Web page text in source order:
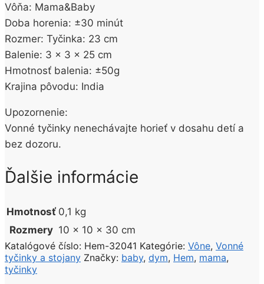
Vôňa: Mama&Baby
Doba horenia: ±30 minút
Rozmer: Tyčinka: 23 cm
Balenie: 3 x 3 x 25 cm
Hmotnosť balenia: ±50g
Krajina pôvodu: India
Upozornenie:
Vonné tyčinky nenechávajte horieť v dosahu detí a
bez dozoru.
Ďalšie informácie
Hmotnosť 0,1 kg
Rozmery 10 × 10 × 30 cm
Katalógové číslo: Hem-32041 Kategórie: Vône, Vonné
tyčinky a stojany Značky: baby, dym, Hem, mama,
tyčinky